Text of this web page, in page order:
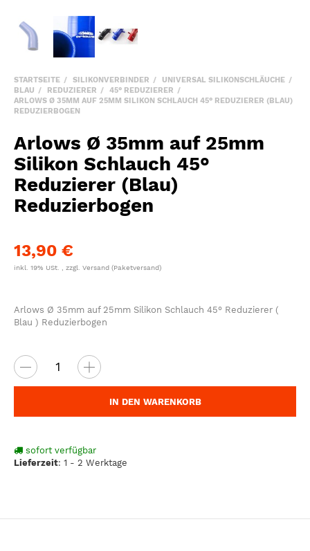
STARTSEITE SILIKONVERBINDER
UNIVERSAL SILIKONSCHLÄUCHE
BLAU
REDUZIERER
45° REDUZIERER
ARLOWS Ø 35MM AUF 25MM SILIKON SCHLAUCH 45° REDUZIERER (BLAU)
REDUZIERBOGEN
Arlows Ø 35mm auf 25mm
Silikon Schlauch 45°
Reduzierer (Blau)
Reduzierbogen
13,90 €
inkl. 19% USt. , zzgl. Versand (Paketversand)
Arlows Ø 35mm auf 25mm Silikon Schlauch 45° Reduzierer (
Blau ) Reduzierbogen
IN DEN WARENKORB
sofort verfügbar
Lieferzeit: 1 - 2 Werktage